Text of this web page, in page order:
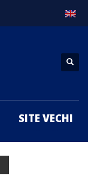
SITE VECHI